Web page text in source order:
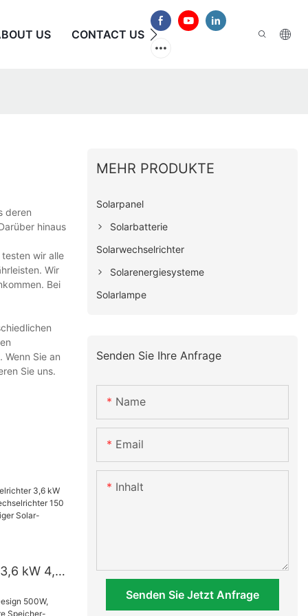
US CONTACT US HÄUFIG GESTELLTE
deren
hinaus
wir alle
Wir
Bei
Sie an
Sie uns.
kW 4,2
A
MEHR PRODUKTE
Solarpanel
Solarbatterie
Solarwechselrichter
Solarenergiesysteme
Solarlampe
Senden Sie Ihre Anfrage
Name
Email
Inhalt
Senden Sie Jetzt Anfrage